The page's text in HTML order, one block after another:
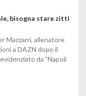
bisogna stare zitti
Mazzarri, allenatore
a DAZN dopo il
da "Napoli